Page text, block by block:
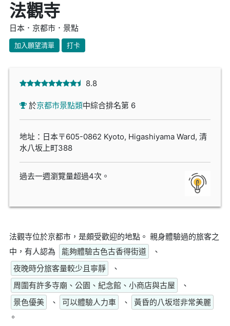
法觀寺
日本．京都市．景點
加入願望清單 打卡
8.8
於京都市景點類中綜合排名第 6
地址：日本〒605-0862 Kyoto, Higashiyama Ward, 清
水八坂上町388
過去一週瀏覽量超過4次。
法觀寺位於京都市，是頗受歡迎的地點。 親身體驗過的旅客之
中，有人認為
能夠體驗古色古香得街道
、
夜晚時分旅客量較少且寧靜
、
周圍有許多寺廟、公園、紀念館、小商店與古屋
、
景色優美
、 可以體驗人力車 、
黃昏的八坂塔非常美麗
。